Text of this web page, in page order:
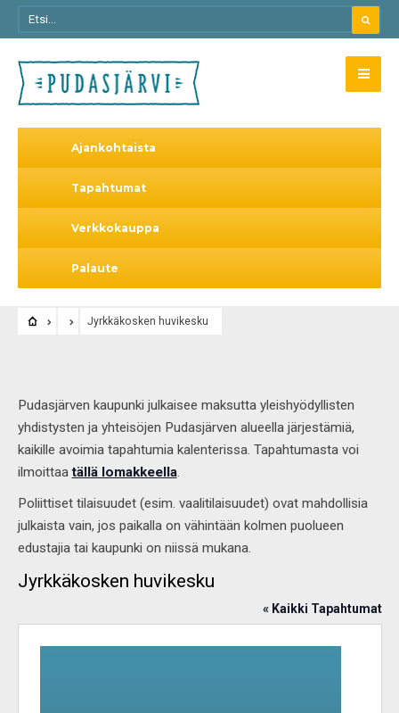
Ajankohtaista
Tapahtumat
Verkkokauppa
Palaute
Jyrkkäkosken huvikesku
Pudasjärven kaupunki julkaisee maksutta yleishyödyllisten
yhdistysten ja yhteisöjen Pudasjärven alueella järjestämiä,
kaikille avoimia tapahtumia kalenterissa. Tapahtumasta voi
ilmoittaatällä lomakkeella.
Poliittiset tilaisuudet (esim. vaalitilaisuudet) ovat mahdollisia
julkaista vain, jos paikalla on vähintään kolmen puolueen
edustajia tai kaupunki on niissä mukana.
Jyrkkäkosken huvikesku
« Kaikki Tapahtumat